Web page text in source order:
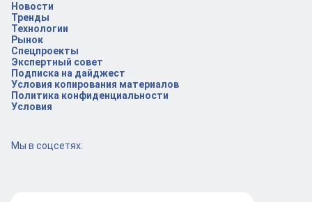
Новости
Тренды
Технологии
Рынок
Спецпроекты
Экспертный совет
Подписка на дайджест
Условия копирования материалов
Политика конфиденциальности
Условия
Мы в соцсетях: